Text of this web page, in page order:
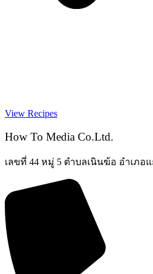
View Recipes
How To Media Co.Ltd.
เลขที่ 44 หมู่ 5 ตำบลเนินฆ้อ อำเภอ